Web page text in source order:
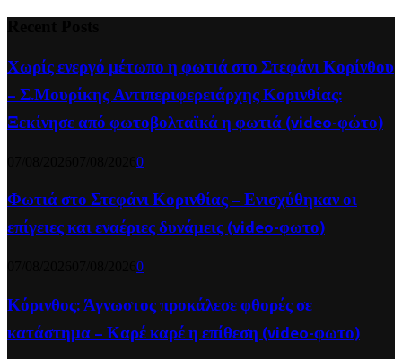
Χωρίς ενεργό μέτωπο η φωτιά στο Στεφάνι Κορίνθου
– Σ.Μουρίκης Αντιπεριφερειάρχης Κορινθίας:
Ξεκίνησε από φωτοβολταϊκά η φωτιά (video-φώτο)
0
Φωτιά στο Στεφάνι Κορινθίας – Ενισχύθηκαν οι
επίγειες και εναέριες δυνάμεις (video-φωτο)
0
Κόρινθος: Άγνωστος προκάλεσε φθορές σε
κατάστημα – Καρέ καρέ η επίθεση (video-φωτο)